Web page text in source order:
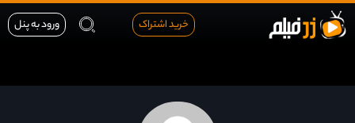
خرید اشتراک ورود به پنل